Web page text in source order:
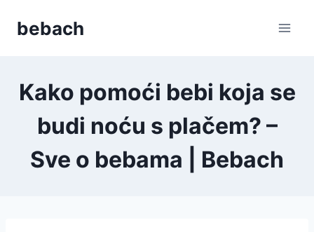
bebach
Kako pomoći bebi koja se
budi noću s plačem? –
Sve o bebama | Bebach